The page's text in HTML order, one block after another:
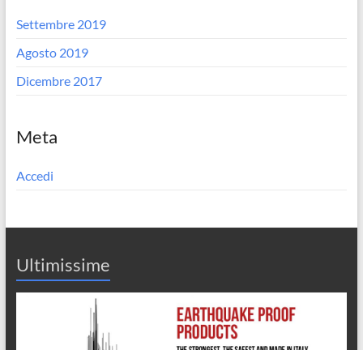
Settembre 2019
Agosto 2019
Dicembre 2017
Meta
Accedi
Ultimissime